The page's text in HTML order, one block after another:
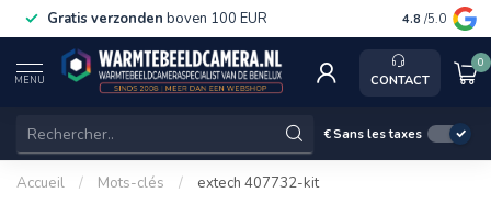
Gratis verzonden boven 100 EUR Service,
4.8 /5.0
MENU CONTACT
0
€Sans les taxes
Accueil / Mots-clés / extech 407732-kit